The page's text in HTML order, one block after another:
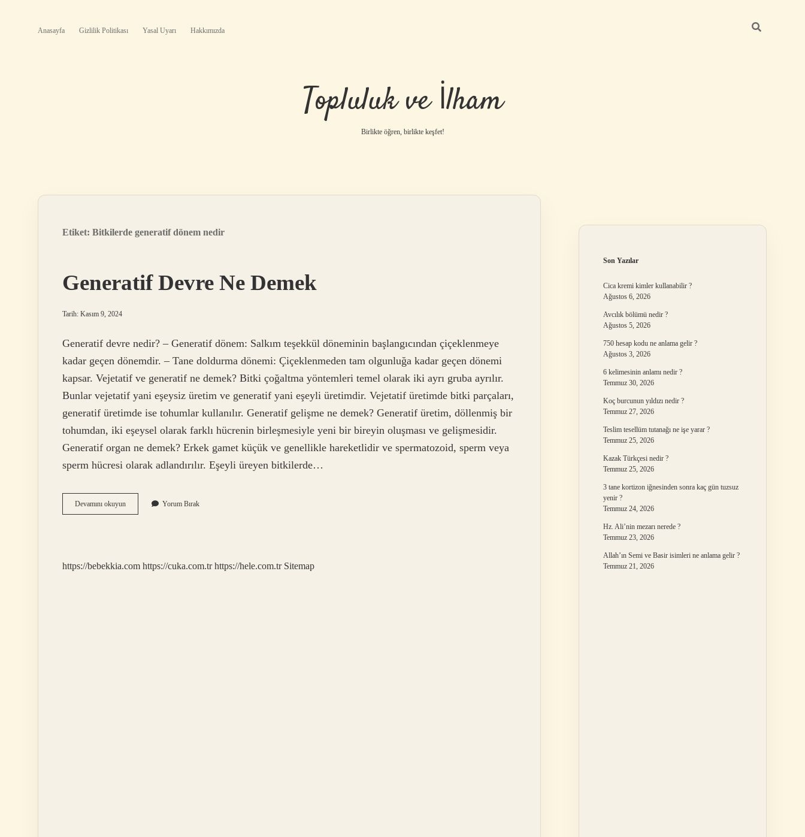
Anasayfa Gizlilik Politikası Yasal Uyarı Hakkımızda
Topluluk ve İlham
Birlikte öğren, birlikte keşfet!
Etiket: Bitkilerde generatif dönem nedir
Generatif Devre Ne Demek
Tarih: Kasım 9, 2024
Generatif devre nedir? – Generatif dönem: Salkım teşekkül döneminin başlangıcından çiçeklenmeye
kadar geçen dönemdir. – Tane doldurma dönemi: Çiçeklenmeden tam olgunluğa kadar geçen dönemi
kapsar. Vejetatif ve generatif ne demek? Bitki çoğaltma yöntemleri temel olarak iki ayrı gruba ayrılır.
Bunlar vejetatif yani eşeysiz üretim ve generatif yani eşeyli üretimdir. Vejetatif üretimde bitki parçaları,
generatif üretimde ise tohumlar kullanılır. Generatif gelişme ne demek? Generatif üretim, döllenmiş bir
tohumdan, iki eşeysel olarak farklı hücrenin birleşmesiyle yeni bir bireyin oluşması ve gelişmesidir.
Generatif organ ne demek? Erkek gamet küçük ve genellikle hareketlidir ve spermatozoid, sperm veya
sperm hücresi olarak adlandırılır. Eşeyli üreyen bitkilerde…
Devamını okuyunGeneratif
Devre
Yorum Bırak
https://bebekkia.com https://cuka.com.tr https://hele.com.tr Sitemap
Son Yazılar
Cica kremi kimler kullanabilir ?
Ağustos 6, 2026
Avcılık bölümü nedir ?
Ağustos 5, 2026
750 hesap kodu ne anlama gelir ?
Ağustos 3, 2026
6 kelimesinin anlamı nedir ?
Temmuz 30, 2026
Koç burcunun yıldızı nedir ?
Temmuz 27, 2026
Teslim tesellüm tutanağı ne işe yarar ?
Temmuz 25, 2026
Kazak Türkçesi nedir ?
Temmuz 25, 2026
3 tane kortizon iğnesinden sonra kaç gün tuzsuz
yenir ?
Temmuz 24, 2026
Hz. Ali’nin mezarı nerede ?
Temmuz 23, 2026
Allah’ın Semi ve Basir isimleri ne anlama gelir ?
Temmuz 21, 2026